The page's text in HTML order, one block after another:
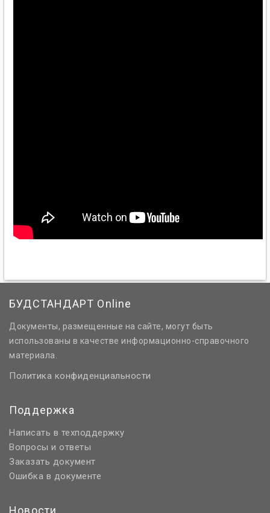
БУДСТАНДАРТ Online
Документы, размещенные на сайте, могут быть
использованы в качестве информационно-справочного
материала.
Политика конфиденциальности
Поддержка
Написать в техподдержку
Вопросы и ответы
Заказать документ
Ошибка в документе
Новости